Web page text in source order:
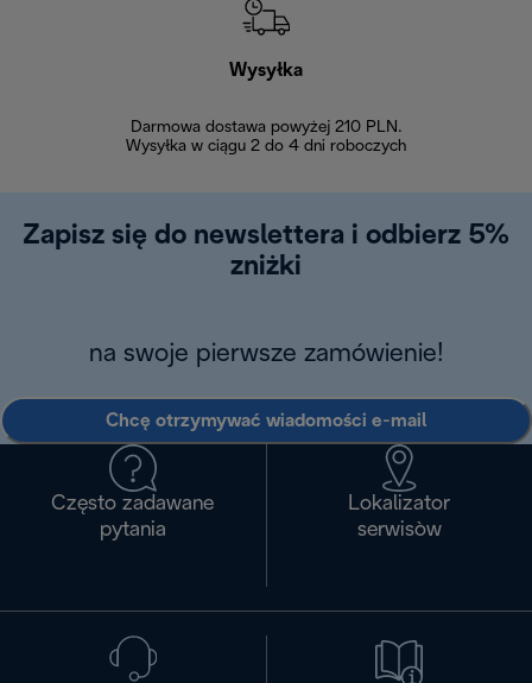
Wysyłka
Darmowa dostawa powyżej 210 PLN.
Wysyłka w ciągu 2 do 4 dni roboczych
Zapisz się do newslettera i odbierz 5%
zniżki
na swoje pierwsze zamówienie!
Chcę otrzymywać wiadomości e-mail
Często zadawane
pytania
Lokalizator
serwisòw